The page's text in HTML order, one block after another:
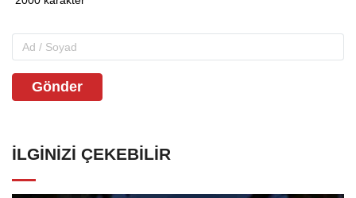
Gönder
İLGINIZI ÇEKEBILIR